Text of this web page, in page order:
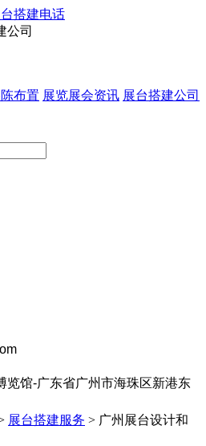
搭建电话
公司
布置 展览展会资讯 展台搭建公司
览馆-广东省广州市海珠区新港东
展台搭建服务 > 广州展台设计和